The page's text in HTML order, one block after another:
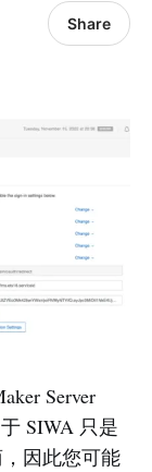
Share
Server
SIWA 只是
因此您可能